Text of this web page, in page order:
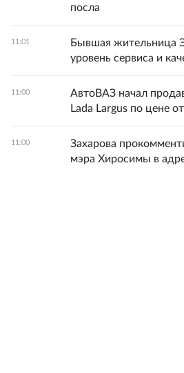
посла
11:01
Бывшая жительница
уровень сервиса и
11:00
АвтоВАЗ начал
Lada Largus по цене
11:00
Захарова
мэра Хиросимы в